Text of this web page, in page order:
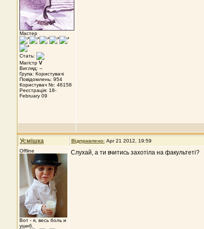
Мастер
Стать:
Магістр V
Вигляд: --
Група: Користувачі
Повідомлень: 954
Користувач №: 46158
Реєстрація: 18-
February 09
Усмішка Відправлено: Apr 21 2012, 19:59
Offline
Вот - я, весь боль и
ушиб.
Слухай, а ти вчитись захотіла на факультеті?